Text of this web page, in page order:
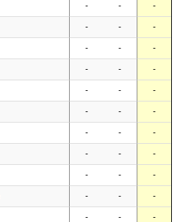
- - -
- - -
- - -
- - -
- - -
- - -
- - -
- - -
- - -
- - -
- - -